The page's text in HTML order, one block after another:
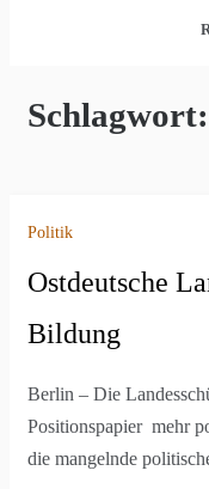
Schlagwort:
Politik
Ostdeutsche
Bildung
Berlin – Die
Positionspapier mehr
die mangelnde